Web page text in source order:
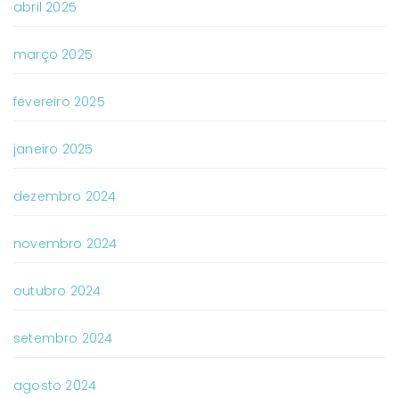
abril 2025
março 2025
fevereiro 2025
janeiro 2025
dezembro 2024
novembro 2024
outubro 2024
setembro 2024
agosto 2024